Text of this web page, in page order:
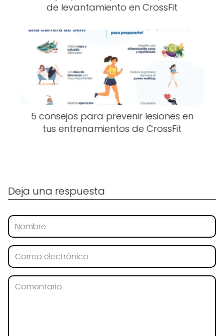
de levantamiento en CrossFit
5 consejos para prevenir lesiones en
tus entrenamientos de CrossFit
Deja una respuesta